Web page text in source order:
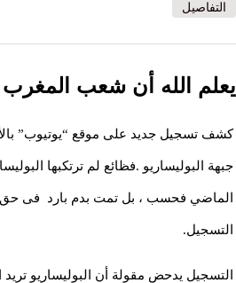
التفاصيل
يعلم الله أن شعب
كشف تسجيل جديد على موقع “يوتيوب”
جبهة البوليساريو .فظائع لم ترتكبها
الماضي فحسب ، بل تمت بدم بارد فى حق
التسجيل.
التسجيل يدحض مقولة أن البوليساريو تريد